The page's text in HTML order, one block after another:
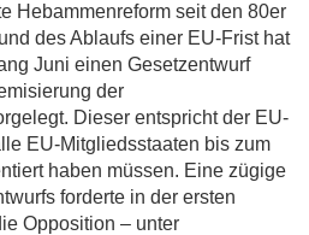
Hebammenreform seit den 80er
des Ablaufs einer EU-Frist hat
Juni einen Gesetzentwurf
der
Dieser entspricht der EU-
EU-Mitgliedsstaaten bis zum
haben müssen. Eine zügige
forderte in der ersten
Opposition – unter